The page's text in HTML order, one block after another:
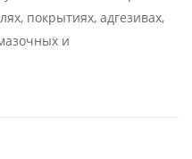
покрытиях, адгезивах,
и